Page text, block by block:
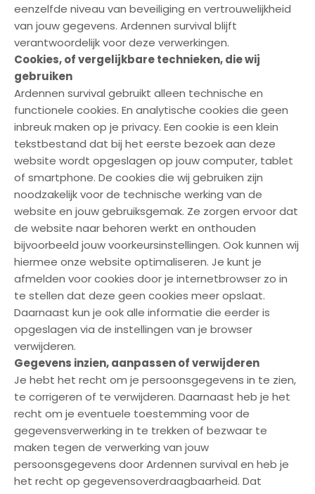
eenzelfde niveau van beveiliging en vertrouwelijkheid
van jouw gegevens. Ardennen survival blijft
verantwoordelijk voor deze verwerkingen.
Cookies, of vergelijkbare technieken, die wij
gebruiken
Ardennen survival gebruikt alleen technische en
functionele cookies. En analytische cookies die geen
inbreuk maken op je privacy. Een cookie is een klein
tekstbestand dat bij het eerste bezoek aan deze
website wordt opgeslagen op jouw computer, tablet
of smartphone. De cookies die wij gebruiken zijn
noodzakelijk voor de technische werking van de
website en jouw gebruiksgemak. Ze zorgen ervoor dat
de website naar behoren werkt en onthouden
bijvoorbeeld jouw voorkeursinstellingen. Ook kunnen wij
hiermee onze website optimaliseren. Je kunt je
afmelden voor cookies door je internetbrowser zo in
te stellen dat deze geen cookies meer opslaat.
Daarnaast kun je ook alle informatie die eerder is
opgeslagen via de instellingen van je browser
verwijderen.
Gegevens inzien, aanpassen of verwijderen
Je hebt het recht om je persoonsgegevens in te zien,
te corrigeren of te verwijderen. Daarnaast heb je het
recht om je eventuele toestemming voor de
gegevensverwerking in te trekken of bezwaar te
maken tegen de verwerking van jouw
persoonsgegevens door Ardennen survival en heb je
het recht op gegevensoverdraagbaarheid. Dat